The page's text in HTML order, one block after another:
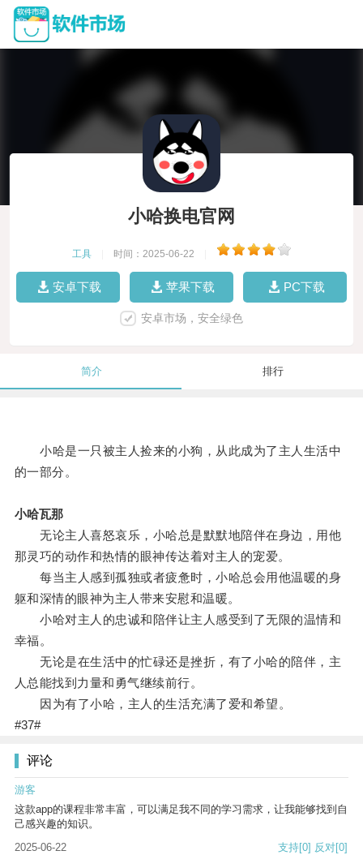
小哈换电官网
工具 时间：2025-06-22
安卓下载 苹果下载 PC下载
安卓市场，安全绿色
简介 排行
小哈是一只被主人捡来的小狗，从此成为了主人生活中
的一部分。
小哈瓦那
无论主人喜怒哀乐，小哈总是默默地陪伴在身边，用他
那灵巧的动作和热情的眼神传达着对主人的宠爱。
每当主人感到孤独或者疲惫时，小哈总会用他温暖的身
躯和深情的眼神为主人带来安慰和温暖。
小哈对主人的忠诚和陪伴让主人感受到了无限的温情和
幸福。
无论是在生活中的忙碌还是挫折，有了小哈的陪伴，主
人总能找到力量和勇气继续前行。
因为有了小哈，主人的生活充满了爱和希望。
#37#
评论
游客
这款app的课程非常丰富，可以满足我不同的学习需求，让我能够找到自
己感兴趣的知识。
2025-06-22
支持[0] 反对[0]